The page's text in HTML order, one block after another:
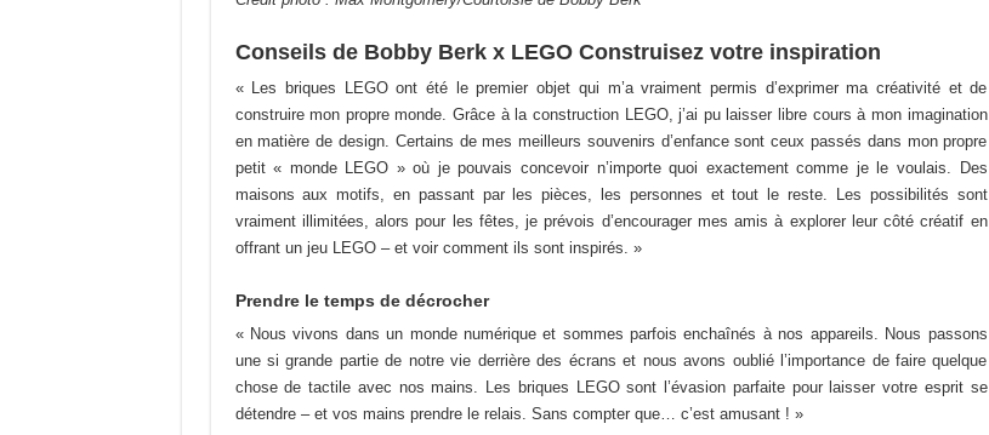
Conseils de Bobby Berk x LEGO Construisez votre inspiration
« Les briques LEGO ont été le premier objet qui m’a vraiment permis d’exprimer ma créativité et de
construire mon propre monde. Grâce à la construction LEGO, j’ai pu laisser libre cours à mon imagination
en matière de design. Certains de mes meilleurs souvenirs d’enfance sont ceux passés dans mon propre
petit « monde LEGO » où je pouvais concevoir n’importe quoi exactement comme je le voulais. Des
maisons aux motifs, en passant par les pièces, les personnes et tout le reste. Les possibilités sont
vraiment illimitées, alors pour les fêtes, je prévois d’encourager mes amis à explorer leur côté créatif en
offrant un jeu LEGO – et voir comment ils sont inspirés. »
Prendre le temps de décrocher
« Nous vivons dans un monde numérique et sommes parfois enchaînés à nos appareils. Nous passons
une si grande partie de notre vie derrière des écrans et nous avons oublié l’importance de faire quelque
chose de tactile avec nos mains. Les briques LEGO sont l’évasion parfaite pour laisser votre esprit se
détendre – et vos mains prendre le relais. Sans compter que… c’est amusant ! »